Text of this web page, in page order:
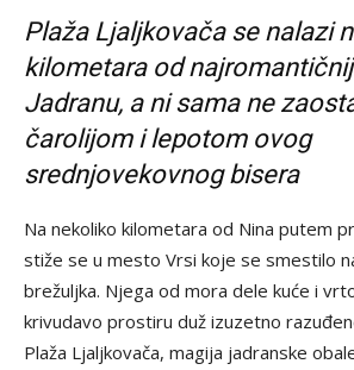
Plaža Ljaljkovača se nalazi
kilometara od
Jadranu, a ni sama ne
čarolijom i lepotom ovog
srednjovekovnog bisera
Na nekoliko kilometara od Nina putem
stiže se u mesto Vrsi koje se smestilo
brežuljka. Njega od mora dele kuće i
krivudavo prostiru duž izuzetno
Plaža Ljaljkovača, magija jadranske